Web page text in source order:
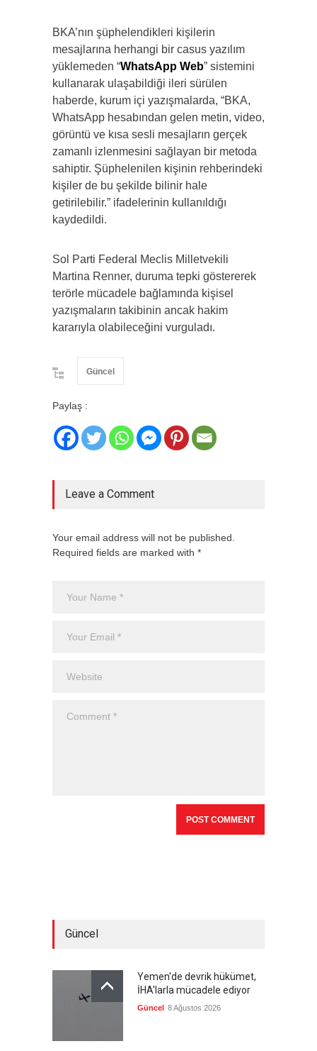
BKA’nın şüphelendikleri kişilerin
mesajlarına herhangi bir casus yazılım
yüklemeden “WhatsApp Web” sistemini
kullanarak ulaşabildiği ileri sürülen
haberde, kurum içi yazışmalarda, “BKA,
WhatsApp hesabından gelen metin, video,
görüntü ve kısa sesli mesajların gerçek
zamanlı izlenmesini sağlayan bir metoda
sahiptir. Şüphelenilen kişinin rehberindeki
kişiler de bu şekilde bilinir hale
getirilebilir.” ifadelerinin kullanıldığı
kaydedildi.
Sol Parti Federal Meclis Milletvekili
Martina Renner, duruma tepki göstererek
terörle mücadele bağlamında kişisel
yazışmaların takibinin ancak hakim
kararıyla olabileceğini vurguladı.
Güncel
Paylaş :
Leave a Comment
Your email address will not be published.
Required fields are marked with *
Güncel
Yemen'de devrik hükümet,
İHA'larla mücadele ediyor
Güncel 8 Ağustos 2026